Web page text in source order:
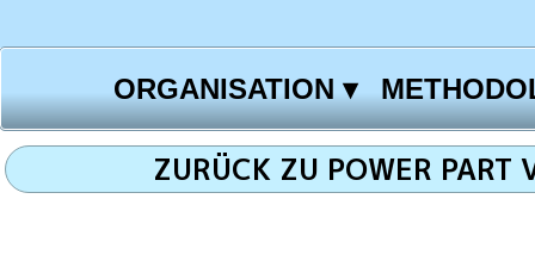
ZURÜCK ZU POWER PART
ORGANISATION ▾